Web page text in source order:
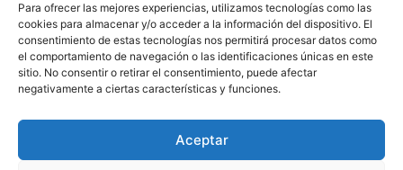
Para ofrecer las mejores experiencias, utilizamos tecnologías como las
cookies para almacenar y/o acceder a la información del dispositivo. El
consentimiento de estas tecnologías nos permitirá procesar datos como
el comportamiento de navegación o las identificaciones únicas en este
sitio. No consentir o retirar el consentimiento, puede afectar
negativamente a ciertas características y funciones.
Aceptar
Contacto
986 243 432
608 867 074
recambiosdespiecetotal@gmail.com
Mi cuenta
Mi Cuenta